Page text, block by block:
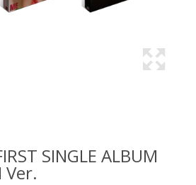
SINGLE ALBUM
Ver.